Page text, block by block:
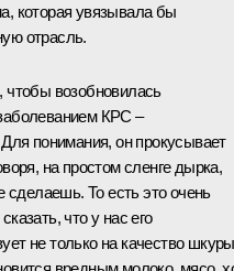
которая увязывала бы
отрасль.
возобновилась
КРС –
понимания, он прокусывает
на простом сленге дырка,
сделаешь. То есть это очень
что у нас его
не только на качество